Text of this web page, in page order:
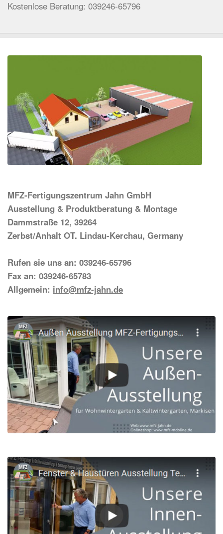
Kostenlose Beratung: 039246-65796
MFZ-Fertigungszentrum Jahn GmbH
Ausstellung & Produktberatung & Montage
Dammstraße 12, 39264
Zerbst/Anhalt OT. Lindau-Kerchau, Germany
Rufen sie uns an: 039246-65796
Fax an: 039246-65783
Allgemein: info@mfz-jahn.de